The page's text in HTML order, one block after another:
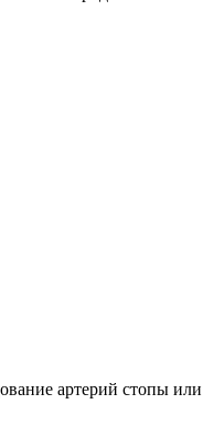
артерий стопы